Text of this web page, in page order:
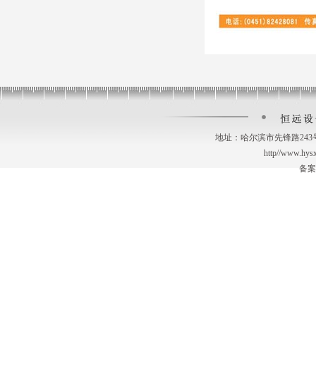
地址：哈尔滨市先锋路243
http//
备